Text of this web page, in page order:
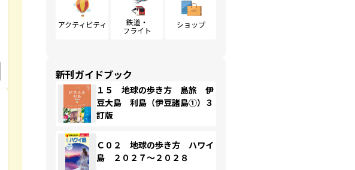
アクティビティ
鉄道・
フライト
ショップ
新刊ガイドブック
１５ 地球の歩き方 島旅 伊
豆大島 利島（伊豆諸島①）３
訂版
Ｃ０２ 地球の歩き方 ハワイ
島 ２０２７～２０２８